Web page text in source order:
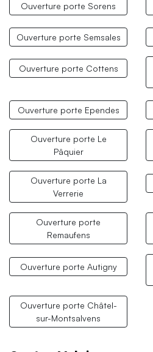
Ouverture porte Sorens
Ouverture porte Semsales
Ouverture porte Cottens
Ouverture porte Ependes
Ouverture porte Le
Pâquier
Ouverture porte La
Verrerie
Ouverture porte
Remaufens
Ouverture porte Autigny
Ouverture porte Châtel-
sur-Montsalvens